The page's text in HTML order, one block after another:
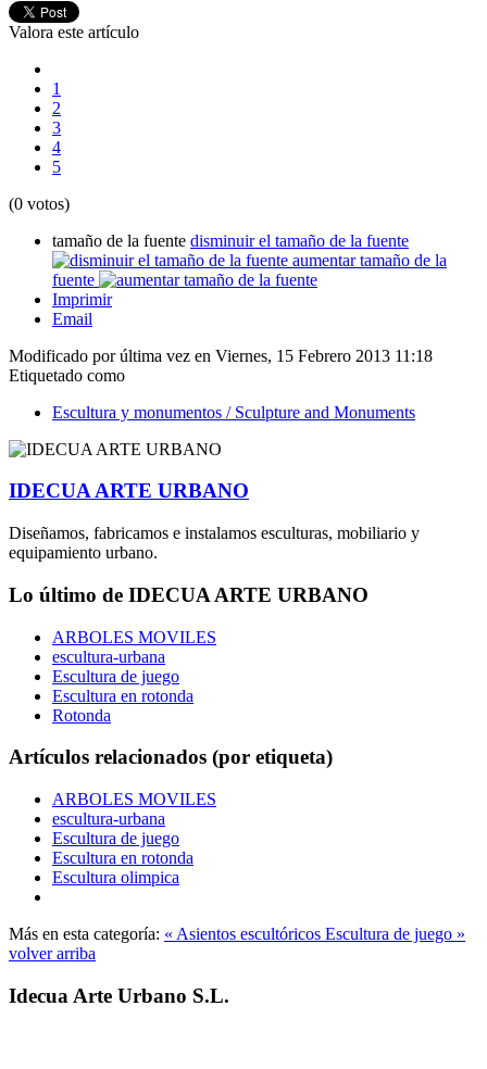
Valora este artículo
1
2
3
4
5
(0 votos)
tamaño de la fuente disminuir el tamaño de la fuente
aumentar tamaño de la
fuente
Imprimir
Email
Modificado por última vez en Viernes, 15 Febrero 2013 11:18
Etiquetado como
Escultura y monumentos / Sculpture and Monuments
IDECUA ARTE URBANO
Diseñamos, fabricamos e instalamos esculturas, mobiliario y
equipamiento urbano.
Lo último de IDECUA ARTE URBANO
ARBOLES MOVILES
escultura-urbana
Escultura de juego
Escultura en rotonda
Rotonda
Artículos relacionados (por etiqueta)
ARBOLES MOVILES
escultura-urbana
Escultura de juego
Escultura en rotonda
Escultura olimpica
Más en esta categoría: « Asientos escultóricos Escultura de juego »
volver arriba
Idecua Arte Urbano S.L.